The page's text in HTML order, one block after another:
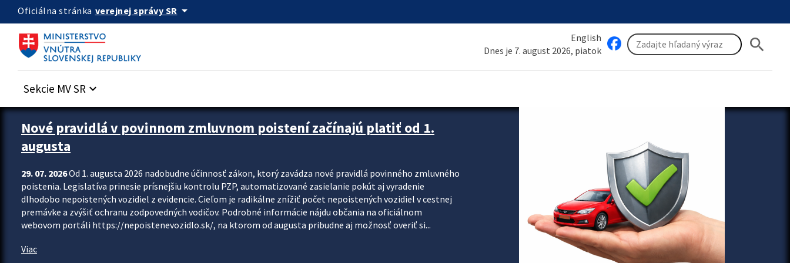
Preskocit na hlavný obsah
Oficiálna stránka verejnej správy SR arrow_drop_down
English
Dnes je 7. august 2026, piatok
search
Sekcie MV SR keyboard_arrow_down
Zastavit automatický posun upútavok
Nové pravidlá v povinnom zmluvnom poistení začínajú platiť od 1.
augusta
29. 07. 2026Od 1. augusta 2026 nadobudne účinnosť zákon, ktorý zavádza nové pravidlá povinného zmluvného
poistenia. Legislatíva prinesie prísnejšiu kontrolu PZP, automatizované zasielanie pokút aj vyradenie
dlhodobo nepoistených vozidiel z evidencie. Cieľom je radikálne znížiť počet nepoistených vozidiel v cestnej
premávke a zvýšiť ochranu zodpovedných vodičov. Podrobné informácie nájdu občania na oficiálnom
webovom portáli https://nepoistenevozidlo.sk/, na ktorom od augusta pribudne aj možnosť overiť si...
Viac